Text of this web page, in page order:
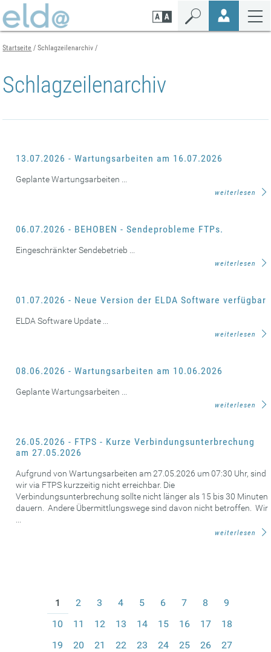
Seiteninhalt
springen
Navigation
springen
Mobilen
Navigation
springen
Startseite Schlagzeilenarchiv
Schlagzeilenarchiv
13.07.2026 - Wartungsarbeiten am 16.07.2026
Geplante Wartungsarbeiten ...
weiterlesen
06.07.2026 - BEHOBEN - Sendeprobleme FTPs.
Eingeschränkter Sendebetrieb ...
weiterlesen
01.07.2026 - Neue Version der ELDA Software verfügbar
ELDA Software Update ...
weiterlesen
08.06.2026 - Wartungsarbeiten am 10.06.2026
Geplante Wartungsarbeiten ...
weiterlesen
26.05.2026 - FTPS - Kurze Verbindungsunterbrechung
am 27.05.2026
Aufgrund von Wartungsarbeiten am 27.05.2026 um 07:30 Uhr, sind
wir via FTPS kurzzeitig nicht erreichbar. Die
Verbindungsunterbrechung sollte nicht länger als 15 bis 30 Minuten
dauern. Andere Übermittlungswege sind davon nicht betroffen. Wir
weiterlesen
1 2 3 4 5 6 7 8
9
10
11 12 13 14 15 16 17
18
19
20 21 22 23 24 25 26
27